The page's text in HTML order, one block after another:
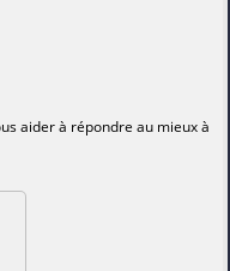
aider à répondre au mieux à